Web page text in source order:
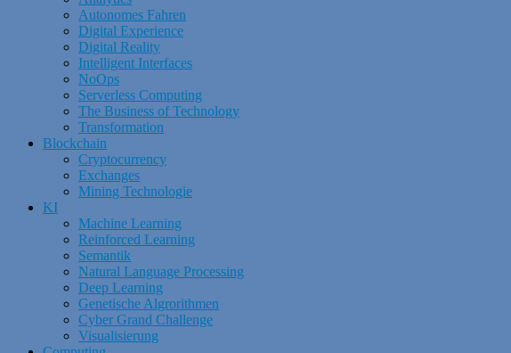
Autonomes Fahren
Digital Experience
Digital Reality
Intelligent Interfaces
NoOps
Serverless Computing
The Business of Technology
Transformation
Blockchain
Cryptocurrency
Exchanges
Mining Technologie
KI
Machine Learning
Reinforced Learning
Semantik
Natural Language Processing
Deep Learning
Genetische Algrorithmen
Cyber Grand Challenge
Visualisierung